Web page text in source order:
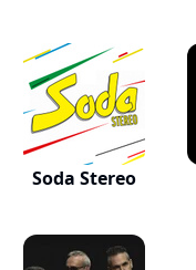
Soda Stereo